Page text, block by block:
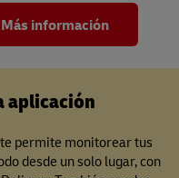
Más información
aplicación
permite monitorear tus
desde un solo lugar, con